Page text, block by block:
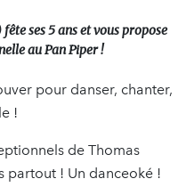
ses 5 ans et vous propose
au Pan Piper !
pour danser, chanter,
!
de Thomas
partout ! Un danceoké !